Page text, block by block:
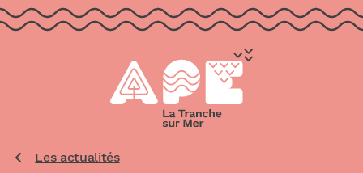
aller au contenu
Les actualités